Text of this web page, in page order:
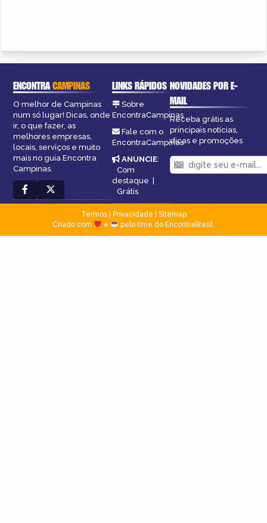
ENCONTRACAMPINAS
O melhor de Campinas
num só lugar! Dicas, onde
ir, o que fazer, as
melhores empresas,
locais, serviços e muito
mais no guia Encontra
Campinas.
LINKS RÁPIDOS
Sobre
EncontraCampinas
Fale com o
EncontraCampinas
ANUNCIE:
Com
destaque |
Grátis
NOVIDADES POR E-
MAIL
Receba grátis as
principais notícias,
dicas e promoções
Termos| Privacidade
Sitemap
Criado com
e pelo time do EncontraBrasil